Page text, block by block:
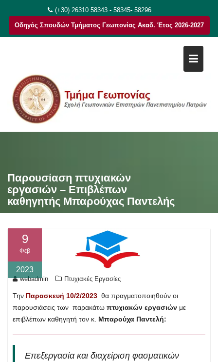
στο
περιεχόμενο
(+30) 26310 58343 - 58345- 58296
Οδηγός Σπουδών Τμήματος Γεωπονίας Ακαδ. Έτος 2026-2027
Παρουσίαση πτυχιακών
εργασιών – Επιβλέπων
καθηγητής Μπαρούχας Παντελής
9
Φεβ
2023
webadmin Πτυχιακές Εργασίες
Την Παρασκευή 10/2/2023 θα πραγματοποιηθούν οι
παρουσιάσεις των παρακάτω πτυχιακών εργασιών με
επιβλέπων καθηγητή τον κ. Μπαρούχα Παντελή:
Επεξεργασία και διαχείριση φασματικών